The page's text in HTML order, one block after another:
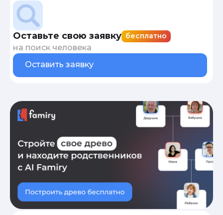
Оставьте свою заявку бесплатно
на поиск человека
Оставить заявку